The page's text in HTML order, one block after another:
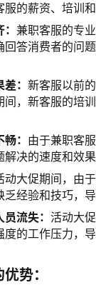
的薪资、培训
：兼职客服的专
回答消费者的问
差：新客服以前
间，新客服的培
： 由于兼职客
决的速度和效果
动大促期间，由
经验和技巧，
员流失：活动大
的工作压力，
势：